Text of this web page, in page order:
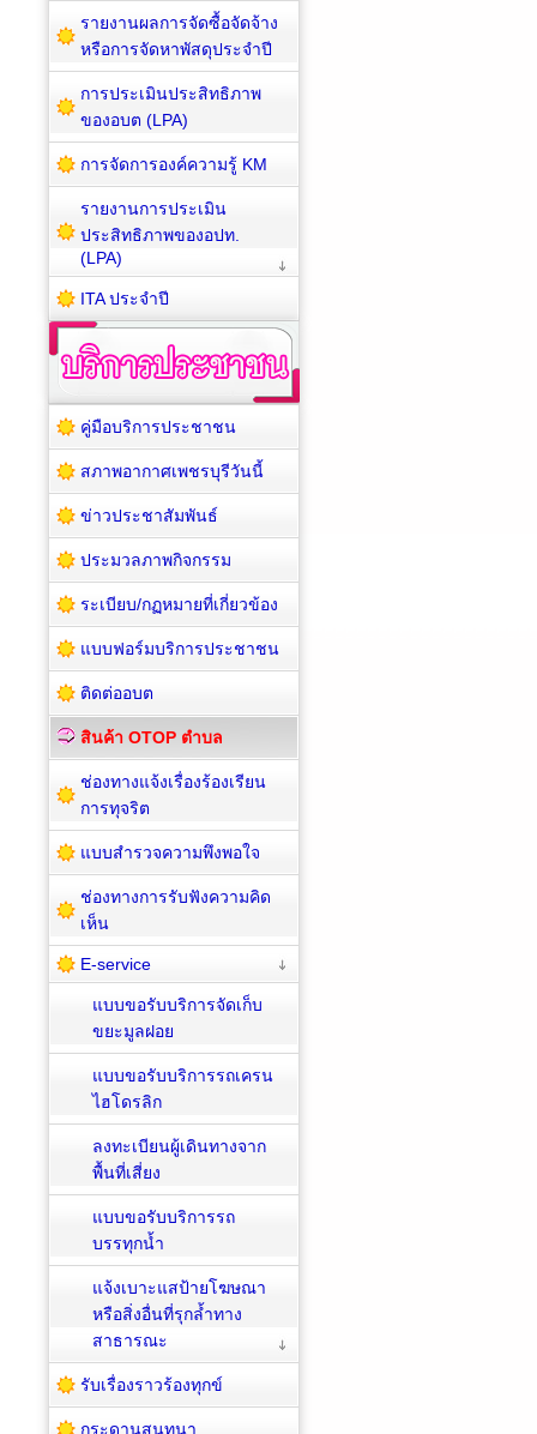
รายงานผลการจัดซื้อจัดจ้าง
หรือการจัดหาพัสดุประจำปี
การประเมินประสิทธิภาพ
ของอบต (LPA)
การจัดการองค์ความรู้ KM
รายงานการประเมิน
ประสิทธิภาพของอปท.
(LPA)
ITA ประจำปี
คู่มือบริการประชาชน
สภาพอากาศเพชรบุรีวันนี้
ข่าวประชาสัมพันธ์
ประมวลภาพกิจกรรม
ระเบียบ/กฏหมายที่เกี่ยวข้อง
แบบฟอร์มบริการประชาชน
ติดต่ออบต
สินค้า OTOP ตำบล
ช่องทางแจ้งเรื่องร้องเรียน
การทุจริต
แบบสำรวจความพึงพอใจ
ช่องทางการรับฟังความคิด
เห็น
E-service
แบบขอรับบริการจัดเก็บ
ขยะมูลฝอย
แบบขอรับบริการรถเครน
ไฮโดรลิก
ลงทะเบียนผู้เดินทางจาก
พื้นที่เสี่ยง
แบบขอรับบริการรถ
บรรทุกน้ำ
แจ้งเบาะแสป้ายโฆษณา
หรือสิ่งอื่นที่รุกล้ำทาง
สาธารณะ
รับเรื่องราวร้องทุกข์
กระดานสนทนา